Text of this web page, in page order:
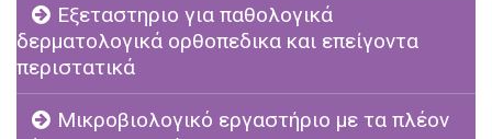
Εξεταστηριο για παθολογικά
δερματολογικά ορθοπεδικα και επείγοντα
περιστατικά
Μικροβιολογικό εργαστήριο με τα πλέον